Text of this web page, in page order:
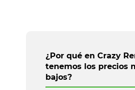
¿Por qué en Crazy
tenemos los precios
bajos?